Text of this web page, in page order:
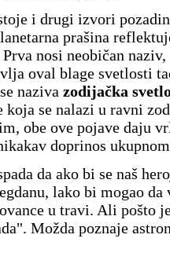
i drugi izvori
prašina
nosi neobičan naziv,
oval blage svetlosti
naziva zodijačka
koja se nalazi u ravni
obe ove pojave daju
doprinos
da ako bi se naš
lako bi mogao
u travi. Ali pošto
Možda poznaje